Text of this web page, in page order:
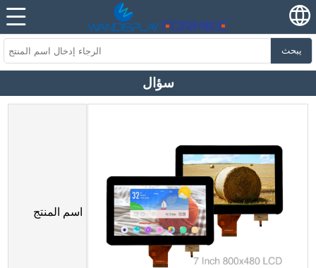
يبحث
سؤال
اسم المنتج